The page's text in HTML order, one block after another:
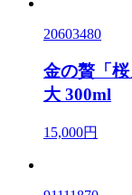
20603480
金の贅「
大 300ml
15,000円